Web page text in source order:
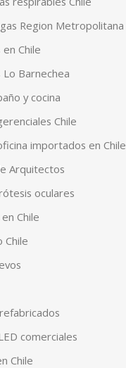
Region Metropolitana
Chile
Lo Barnechea
y cocina
Chile
importados en Chile
Arquitectos
oculares
Chile
Chile
comerciales
Chile